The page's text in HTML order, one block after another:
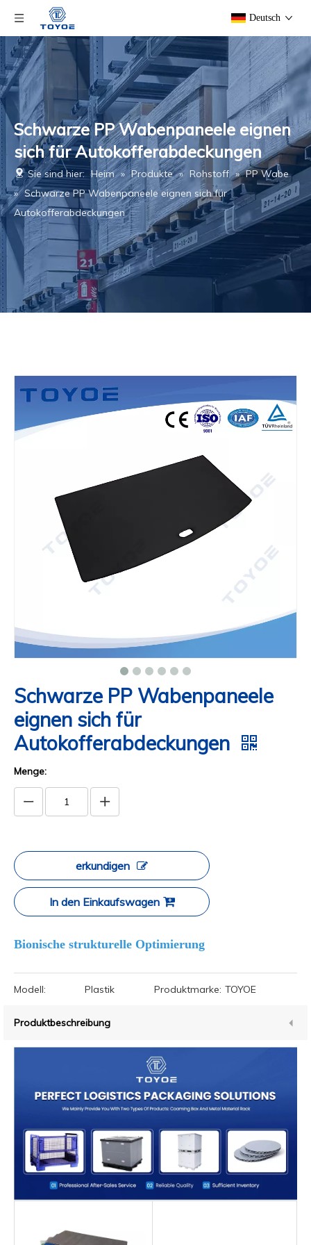
Deutsch
Schwarze PP Wabenpaneele eignen
sich für Autokofferabdeckungen
Sie sind hier: Heim » Produkte » Rohstoff » PP Wabe
» Schwarze PP Wabenpaneele eignen sich für
Autokofferabdeckungen
Schwarze PP Wabenpaneele
eignen sich für
Autokofferabdeckungen
Menge:
erkundigen
In den Einkaufswagen
Bionische strukturelle Optimierung
Modell: Plastik Produktmarke: TOYOE
Produktbeschreibung